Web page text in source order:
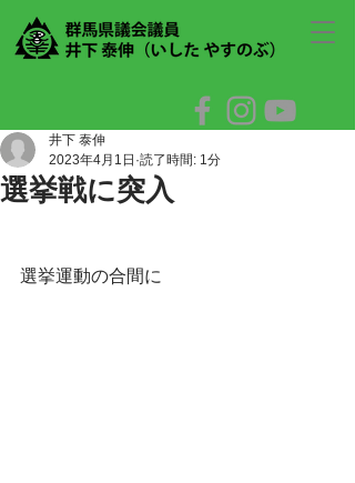
選挙戦に突入
井下 泰伸
2023年4月1日 読了時間: 1分
選挙運動の合間に